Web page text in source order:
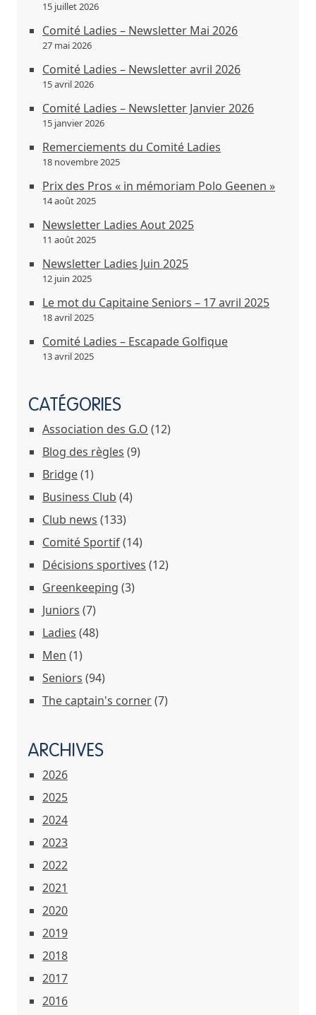
15 juillet 2026
Comité Ladies – Newsletter Mai 2026
27 mai 2026
Comité Ladies – Newsletter avril 2026
15 avril 2026
Comité Ladies – Newsletter Janvier 2026
15 janvier 2026
Remerciements du Comité Ladies
18 novembre 2025
Prix des Pros « in mémoriam Polo Geenen »
14 août 2025
Newsletter Ladies Aout 2025
11 août 2025
Newsletter Ladies Juin 2025
12 juin 2025
Le mot du Capitaine Seniors – 17 avril 2025
18 avril 2025
Comité Ladies – Escapade Golfique
13 avril 2025
CATÉGORIES
Association des G.O (12)
Blog des règles (9)
Bridge(1)
Business Club (4)
Club news (133)
Comité Sportif(14)
Décisions sportives (12)
Greenkeeping (3)
Juniors (7)
Ladies (48)
Men (1)
Seniors (94)
The captain's corner(7)
ARCHIVES
2026
2025
2024
2023
2022
2021
2020
2019
2018
2017
2016